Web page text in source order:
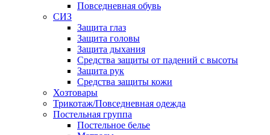
Повседневная обувь
СИЗ
Защита глаз
Защита головы
Защита дыхания
Средства защиты от падений с высоты
Защита рук
Средства защиты кожи
Хозтовары
Трикотаж/Повседневная одежда
Постельная группа
Постельное белье